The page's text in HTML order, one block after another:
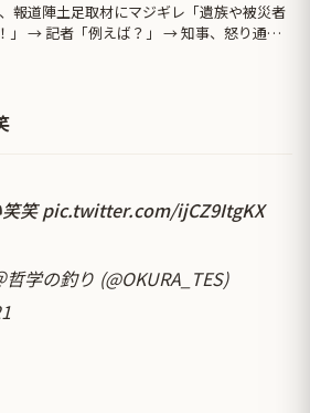
報道陣土足取材にマジギレ「遺族や被災者
」 → 記者「例えば？」 → 知事、怒り通り
笑pic.twitter.com/ijCZ9ItgKX
学の釣り (@OKURA_TES)